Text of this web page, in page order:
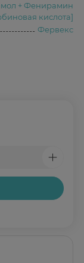
+ Фенирамин
кислота]
Фервекс